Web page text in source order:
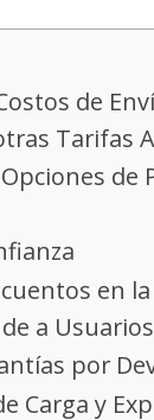
de
Tarifas
de
en
a
por
Carga y